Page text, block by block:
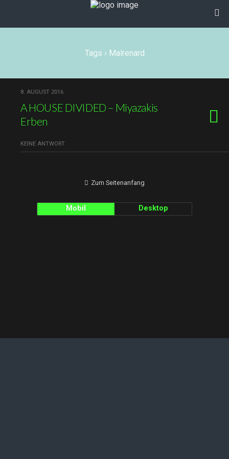
Tags › Malrenard
8. AUGUST 2016
A HOUSE DIVIDED – Miyazakis
Erben
KEINE ANTWORT
Zum Seitenanfang
Mobil Desktop